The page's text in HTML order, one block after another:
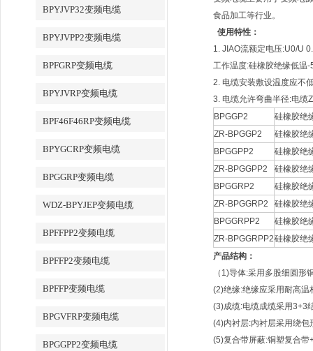
BPYJVP32变频电缆
BPYJVPP2变频电缆
BPFGRP变频电缆
BPYJVRP变频电缆
BPF46F46RP变频电缆
BPYGCRP变频电缆
BPGGRP变频电缆
WDZ-BPYJEP变频电缆
BPFFPP2变频电缆
BPFFP2变频电缆
BPFFP变频电缆
BPGVFRP变频电缆
BPGGPP2变频电缆
食品加工等行业。
使用特性：
1. JIAO流额定电压:U0/U
工作温度:硅橡胶绝缘低温
2. 电缆安装敷设温度应不
3. 电缆允许弯曲半径:电缆
BPGGP2
硅橡胶绝
ZR-BPGGP2
硅橡胶绝
BPGGPP2
硅橡胶绝
ZR-BPGGPP2
硅橡胶绝
BPGGRP2
硅橡胶绝
ZR-BPGGRP2
硅橡胶绝
BPGGRPP2
硅橡胶绝
ZR-BPGGRPP2硅橡胶绝
产品结构：
（1)导体:采用多股细圆
(2)绝缘:绝缘应采用耐高
(3)成缆:电缆成缆采用3+3
(4)内衬层:内衬层采用绕包
(5)复合带屏蔽:铜塑复合